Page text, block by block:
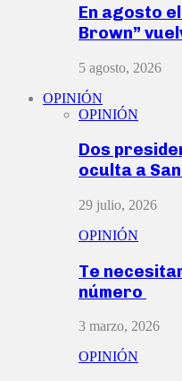
En agosto
Brown”
5 agosto, 2026
OPINIÓN
OPINIÓN
Dos
oculta a
29 julio, 2026
OPINIÓN
Te
número
3 marzo, 2026
OPINIÓN